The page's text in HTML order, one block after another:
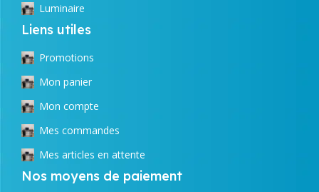
Luminaire
Liens utiles
Promotions
Mon panier
Mon compte
Mes commandes
Mes articles en attente
Nos moyens de paiement